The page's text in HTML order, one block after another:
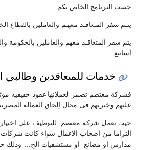
حسب البرنامج الخاص بكم
يتـم سفر المتعاقـد معهـم والعاملين بالقطاع
يتم سفر المتعاقـد معهم والعاملين بالحكومة
أسابيع
خدمات للمتعاقدين وطالبي
فشركة معتصم تضمن لعملائها عقود حقيقيه
عليهم وخبرتهم فى مجال إلحاق العماله المصريه
حيث تعمل شركة معتصم للتوظيف على اختيار
التزاما من اصحاب الاعمال سواء كانت
مدارس او مصانع او مستشفيات الخ.... وذلك